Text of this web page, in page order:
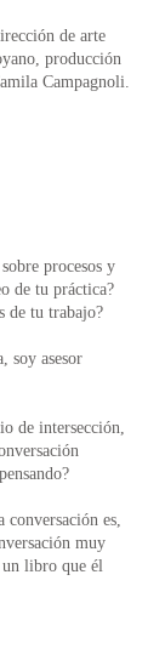
de arte
producción
Campagnoli.
procesos y
de tu práctica?
de tu trabajo?
soy asesor
de intersección,
conversación es,
muy
libro que él